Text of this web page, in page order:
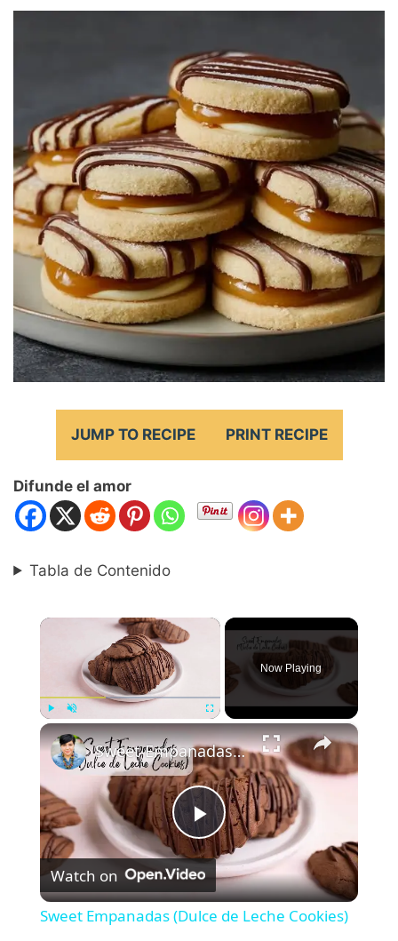
JUMP TO RECIPE PRINT RECIPE
Difunde el amor
Tabla de Contenido
×
Play Fullscreen
Now Playing
×
P
l
Sweet Empanadas (Dulce de Leche Cookies)
Watch on
Sweet Empanadas (Dulce de Leche Cookies)